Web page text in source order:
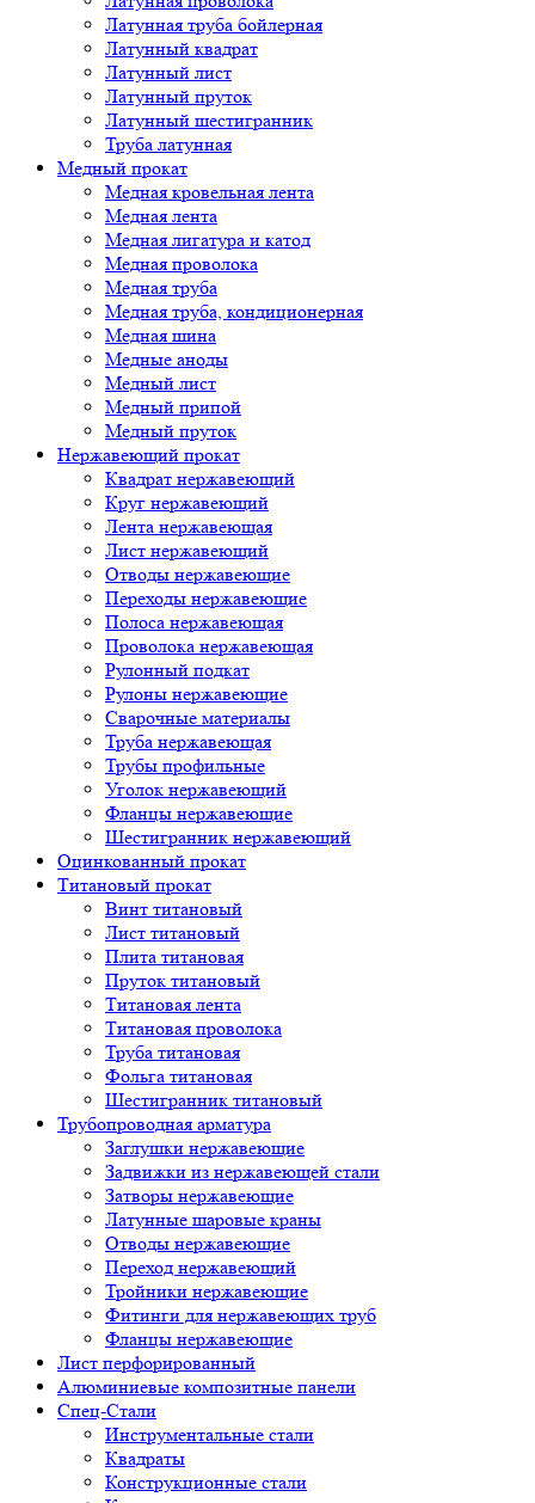
Латунная труба бойлерная
Латунный квадрат
Латунный лист
Латунный пруток
Латунный шестигранник
Труба латунная
Медный прокат
Медная кровельная лента
Медная лента
Медная лигатура и катод
Медная проволока
Медная труба
Медная труба, кондиционерная
Медная шина
Медные аноды
Медный лист
Медный припой
Медный пруток
Нержавеющий прокат
Квадрат нержавеющий
Круг нержавеющий
Лента нержавеющая
Лист нержавеющий
Отводы нержавеющие
Переходы нержавеющие
Полоса нержавеющая
Проволока нержавеющая
Рулонный подкат
Рулоны нержавеющие
Сварочные материалы
Труба нержавеющая
Трубы профильные
Уголок нержавеющий
Фланцы нержавеющие
Шестигранник нержавеющий
Оцинкованный прокат
Титановый прокат
Винт титановый
Лист титановый
Плита титановая
Пруток титановый
Титановая лента
Титановая проволока
Труба титановая
Фольга титановая
Шестигранник титановый
Трубопроводная арматура
Заглушки нержавеющие
Задвижки из нержавеющей стали
Затворы нержавеющие
Латунные шаровые краны
Отводы нержавеющие
Переход нержавеющий
Тройники нержавеющие
Фитинги для нержавеющих труб
Фланцы нержавеющие
Лист перфорированный
Алюминиевые композитные панели
Спец-Стали
Инструментальные стали
Квадраты
Конструкционные стали